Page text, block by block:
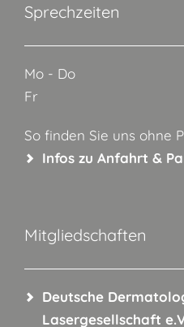
Sprechzeiten
Mo - Do
Fr
So finden Sie uns ohne
Infos zu Anfahrt &
Mitgliedschaften
Deutsche
Lasergesellschaft